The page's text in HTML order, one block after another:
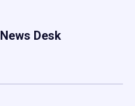
News Desk